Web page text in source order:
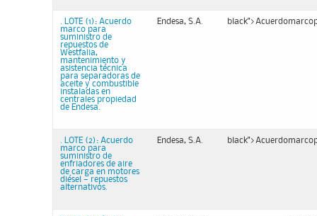
. LOTE (1): Acuerdo
marco para
suministro de
repuestos de
Westfalia,
mantenimiento y
asistencia técnica
para separadoras de
aceite y combustible
instaladas en
centrales propiedad
de Endesa.
Endesa, S.A.
. LOTE (2): Acuerdo
marco para
suministro de
enfriadores de aire
de carga en motores
diésel — repuestos
alternativos.
Endesa, S.A.